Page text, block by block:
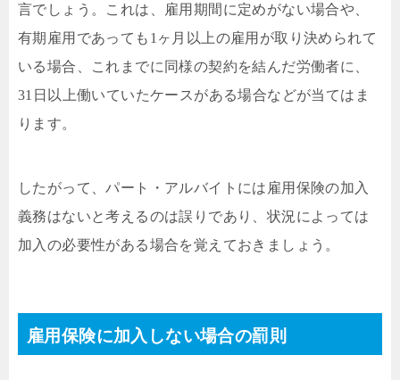
言でしょう。これは、雇用期間に定めがない場合や、
有期雇用であっても1ヶ月以上の雇用が取り決められて
いる場合、これまでに同様の契約を結んだ労働者に、
31日以上働いていたケースがある場合などが当てはま
ります。
したがって、パート・アルバイトには雇用保険の加入
義務はないと考えるのは誤りであり、状況によっては
加入の必要性がある場合を覚えておきましょう。
雇用保険に加入しない場合の罰則